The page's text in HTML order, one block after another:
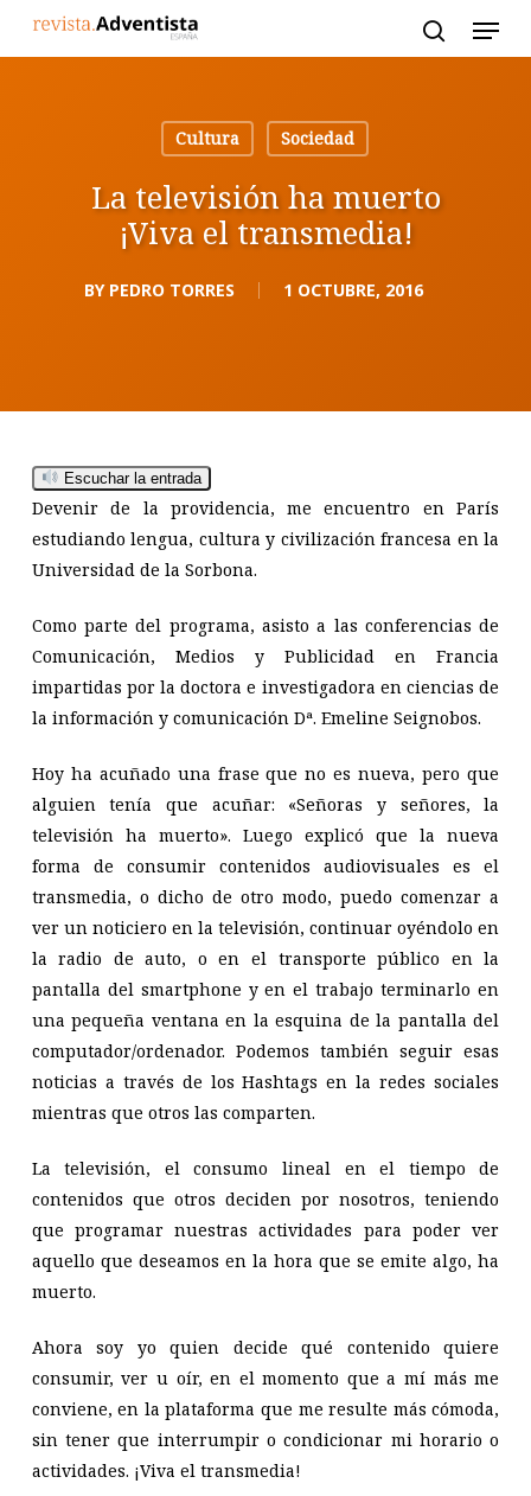
Cultura
Sociedad
La televisión ha muerto
¡Viva el transmedia!
BY PEDRO TORRES 1 OCTUBRE, 2016
Escuchar la entrada
Devenir de la providencia, me encuentro en París
estudiando lengua, cultura y civilización francesa en la
Universidad de la Sorbona.
Como parte del programa, asisto a las conferencias de
Comunicación, Medios y Publicidad en Francia
impartidas por la doctora e investigadora en ciencias de
la información y comunicación Dª. Emeline Seignobos.
Hoy ha acuñado una frase que no es nueva, pero que
alguien tenía que acuñar: «Señoras y señores, la
televisión ha muerto». Luego explicó que la nueva
forma de consumir contenidos audiovisuales es el
transmedia, o dicho de otro modo, puedo comenzar a
ver un noticiero en la televisión, continuar oyéndolo en
la radio de auto, o en el transporte público en la
pantalla del smartphone y en el trabajo terminarlo en
una pequeña ventana en la esquina de la pantalla del
computador/ordenador. Podemos también seguir esas
noticias a través de los Hashtags en la redes sociales
mientras que otros las comparten.
La televisión, el consumo lineal en el tiempo de
contenidos que otros deciden por nosotros, teniendo
que programar nuestras actividades para poder ver
aquello que deseamos en la hora que se emite algo, ha
muerto.
Ahora soy yo quien decide qué contenido quiere
consumir, ver u oír, en el momento que a mí más me
conviene, en la plataforma que me resulte más cómoda,
sin tener que interrumpir o condicionar mi horario o
actividades. ¡Viva el transmedia!